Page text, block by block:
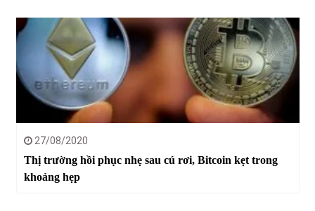
27/08/2020
Thị trường hồi phục nhẹ sau cú rơi, Bitcoin kẹt trong
khoảng hẹp